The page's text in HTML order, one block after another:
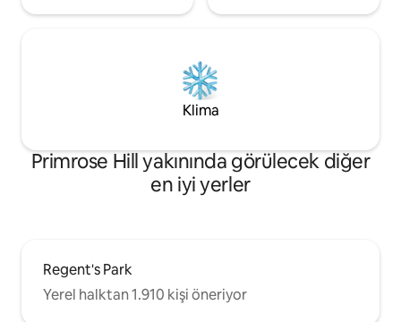
Klima
Primrose Hill yakınında görülecek diğer
en iyi yerler
Regent's Park
Yerel halktan 1.910 kişi öneriyor